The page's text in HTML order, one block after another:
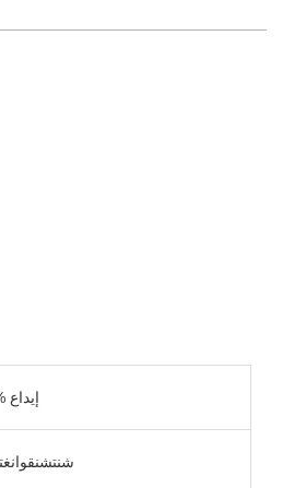
T/T L/C30% إيداع